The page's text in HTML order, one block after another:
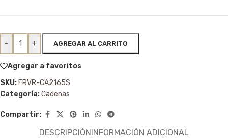
- + AGREGAR AL CARRITO
Agregar a favoritos
SKU: FRVR-CA2165S
Categoría:Cadenas
Compartir:
DESCRIPCIÓNINFORMACIÓN ADICIONAL